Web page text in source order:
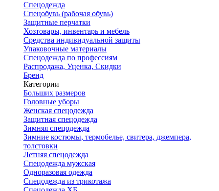
Спецодежда
Спецобувь (рабочая обувь)
Защитные перчатки
Хозтовары, инвентарь и мебель
Средства индивидуальной защиты
Упаковочные материалы
Спецодежда по профессиям
Распродажа, Уценка, Скидки
Бренд
Категории
Больших размеров
Головные уборы
Женская спецодежда
Защитная спецодежда
Зимняя спецодежда
Зимние костюмы, термобелье, свитера, джемпера,
толстовки
Летняя спецодежда
Спецодежда мужская
Одноразовая одежда
Спецодежда из трикотажа